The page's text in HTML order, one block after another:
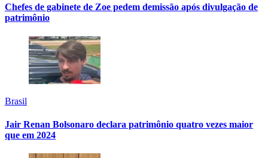
Chefes de gabinete de Zoe pedem demissão após divulgação de
patrimônio
Brasil
Jair Renan Bolsonaro declara patrimônio quatro vezes maior
que em 2024